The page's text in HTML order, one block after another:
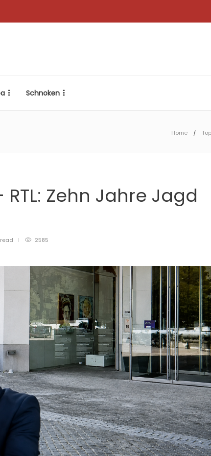
Schnoken
Home
Zehn Jahre Jagd
read 2585